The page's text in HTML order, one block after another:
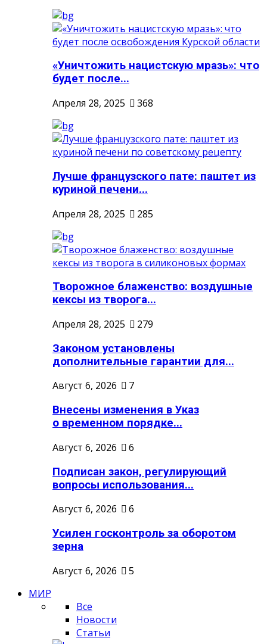
«Уничтожить нацистскую мразь»: что
будет после...
Апреля 28, 2025
368
Лучше французского пате: паштет из
куриной печени...
Апреля 28, 2025
285
Творожное блаженство: воздушные
кексы из творога...
Апреля 28, 2025
279
Законом установлены
дополнительные гарантии для...
Август 6, 2026
7
Внесены изменения в Указ
о временном порядке...
Август 6, 2026
6
Подписан закон, регулирующий
вопросы использования...
Август 6, 2026
6
Усилен госконтроль за оборотом
зерна
Август 6, 2026
5
МИР
Все
Новости
Статьи